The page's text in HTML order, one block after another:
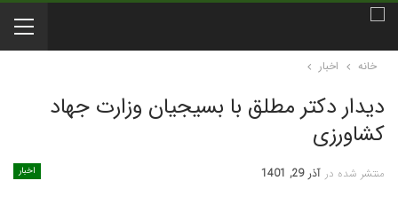
خانه اخبار
دیدار دکتر مطلق با بسیجیان وزارت جهاد
کشاورزی
اخبار منتشر شده در آذر 29, 1401